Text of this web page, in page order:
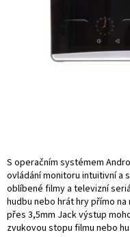
S operačním systémem
ovládání monitoru intuitivní a
oblíbené filmy a televizní
hudbu nebo hrát hry přímo
přes 3,5mm Jack výstup
zvukovou stopu filmu nebo